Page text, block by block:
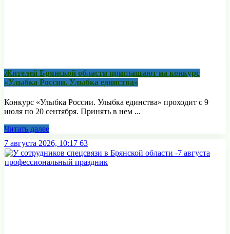
Жителей Брянской области приглашают на конкурс
«Улыбка России. Улыбка единства»
Конкурс «Улыбка России. Улыбка единства» проходит с 9
июля по 20 сентября. Принять в нем ...
Читать далее
7 августа 2026, 10:17 63